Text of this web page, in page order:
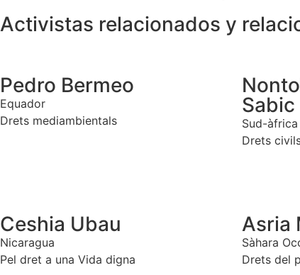
Activistas relacionados y
Pedro Bermeo
Equador
Drets mediambientals
Sabic
Sud-àfrica
Drets
Ceshia Ubau
Nicaragua
Pel dret a una Vida digna
Asria
Sàhara
Drets del